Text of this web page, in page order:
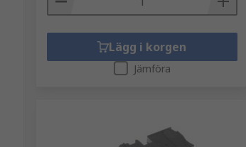
Lägg i korgen
Jämföra